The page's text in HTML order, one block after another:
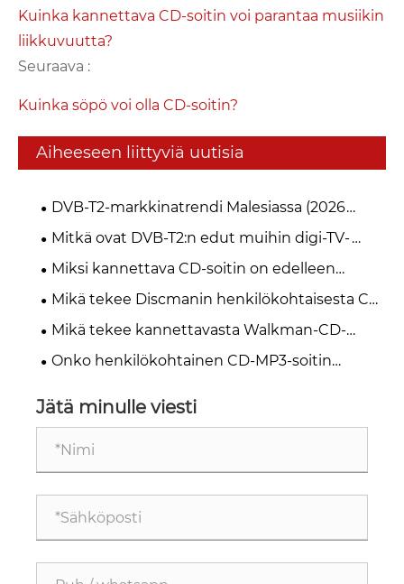
Kuinka kannettava CD-soitin voi parantaa musiikin
liikkuvuutta?
Seuraava :
Kuinka söpö voi olla CD-soitin?
Aiheeseen liittyviä uutisia
DVB-T2-markkinatrendi Malesiassa (2026
myFreeview / MYTV)
Mitkä ovat DVB-T2:n edut muihin digi-TV-
standardeihin verrattuna?
Miksi kannettava CD-soitin on edelleen
musiikin ystävien paras valinta vuonna 2026?
Mikä tekee Discmanin henkilökohtaisesta CD-
soittimesta välttämättömän musiikin ystäville
Mikä tekee kannettavasta Walkman-CD-
soittimesta parhaan vaihtoehdon musiikin
Onko henkilökohtainen CD-MP3-soitin
Jätä minulle viesti